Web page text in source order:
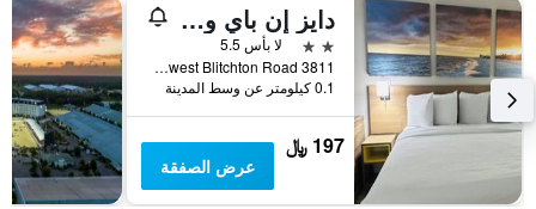
دايز إن باي ويندام أوكالا نورث
2 نجمتين
لا بأس 5.5
3811 Northwest Blitchton Road, أوكالا, FL, الولايات المتحدة الأميريكية
0.1 كيلومتر عن وسط المدينة
197 ﷼
عرض الصفقة